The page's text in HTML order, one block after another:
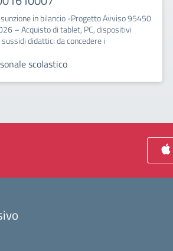
in bilancio -Progetto Avviso 95450
– Acquisto di tablet, PC, dispositivi
didattici da concedere i
scolastico